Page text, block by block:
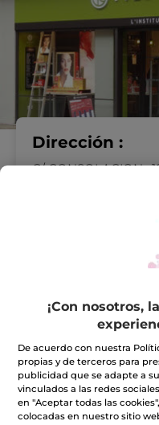
Dirección :
C/ CONSOLACION ,
IR
Horario
Lunes
Martes
¡Con nosotros,
De acuerdo con nuestra
propias y de terceros para
publicidad que se adapte a
vinculados a las redes
en "Aceptar todas las
colocadas en nuestro sitio